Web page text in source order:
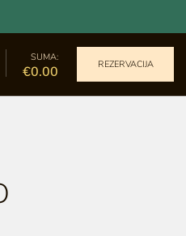
SUMA:
€0.00 REZERVACIJA